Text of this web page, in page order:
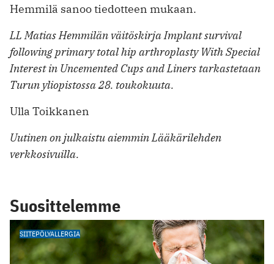
Hemmilä sanoo tiedotteen mukaan.
LL Matias Hemmilän väitöskirja Implant survival
following primary total hip arthroplasty With Special
Interest in Uncemented Cups and Liners tarkastetaan
Turun yliopistossa 28. toukokuuta.
Ulla Toikkanen
Uutinen on julkaistu aiemmin Lääkärilehden
verkkosivuilla.
Suosittelemme
SIITEPÖLYALLERGIA